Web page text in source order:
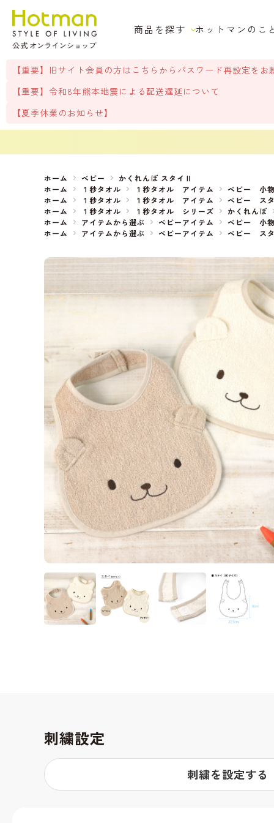
商品を探す ホットマンのこ
【重要】旧サイト会員の方はこちらからパスワード再設定をお
【重要】令和8年熊本地震による配送遅延について
【夏季休業のお知らせ】
ホーム ベビー
かくれんぼ スタイⅡ
ホーム
１秒タオル １秒タオル アイテム ベビー 小物
ホーム
１秒タオル １秒タオル アイテム ベビー ス
ホーム
１秒タオル １秒タオル シリーズ かくれんぼ
ホーム
アイテムから選ぶ ベビーアイテム ベビー 小物
ホーム
アイテムから選ぶ ベビーアイテム ベビー ス
刺繍設定
刺繍を設定する